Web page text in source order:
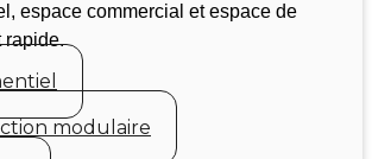
espace commercial et espace de
rapide.
modulaire